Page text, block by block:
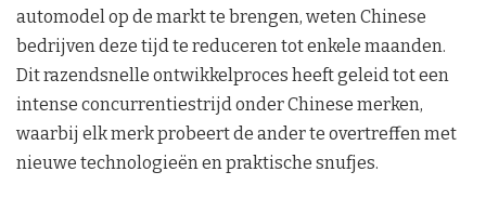
automodel op de markt te brengen, weten Chinese
bedrijven deze tijd te reduceren tot enkele maanden.
Dit razendsnelle ontwikkelproces heeft geleid tot een
intense concurrentiestrijd onder Chinese merken,
waarbij elk merk probeert de ander te overtreffen met
nieuwe technologieën en praktische snufjes.